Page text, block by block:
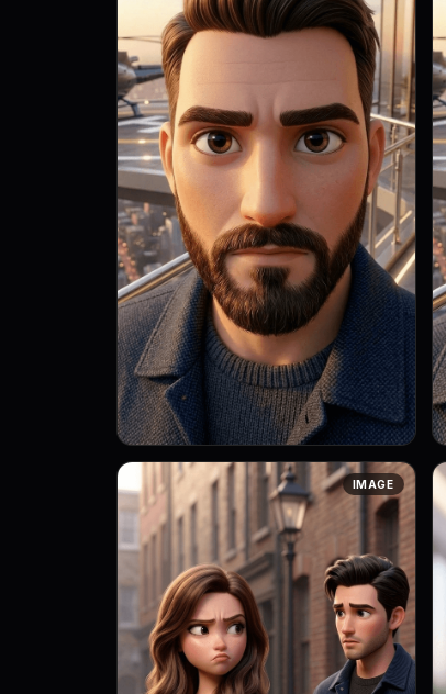
Art style: 3D анимация с мягким
освещением. Крупный план лица
Маркуса. Он смотрит прямо в камеру,
его взгляд твердый и непоколебимый.
Ег...
IMAGE